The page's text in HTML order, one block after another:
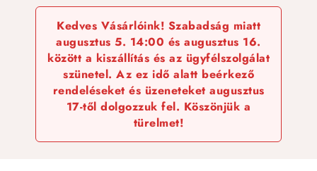
Kedves Vásárlóink! Szabadság miatt
augusztus 5. 14:00 és augusztus 16.
között a kiszállítás és az ügyfélszolgálat
szünetel. Az ez idő alatt beérkező
rendeléseket és üzeneteket augusztus
17-től dolgozzuk fel. Köszönjük a
türelmet!